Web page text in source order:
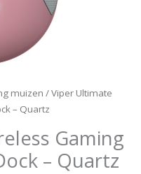
muizen / Viper Ultimate
– Quartz
Gaming
– Quartz